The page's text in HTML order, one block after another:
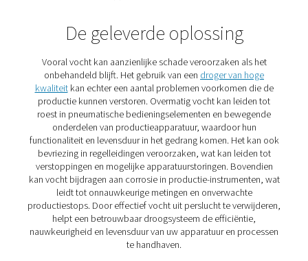
aantasten van de productintegriteit kunnen
verontreinigingen ook aanzienlijke schade aan
productieapparatuur veroorzaken en
verstoren. Om deze problemen te voorkomen, is het
om de lucht voor gebruik te behandelen.
Gelukkig zijn er verschillende technologieën
ervoor te zorgen dat perslucht aan de vereiste
voldoet. Deeltjes kunnen worden verwijderd met
filters, terwijl vocht en water effectief worden
nakoelers,drogers,waterafscheiders,
extra filtratie. Olieverontreiniging kan worden
gespecialiseerde filters en koolstoftorens of volledig
geëlimineerd door te kiezen voor een olievrije,
compressor. Door deze oplossingen te